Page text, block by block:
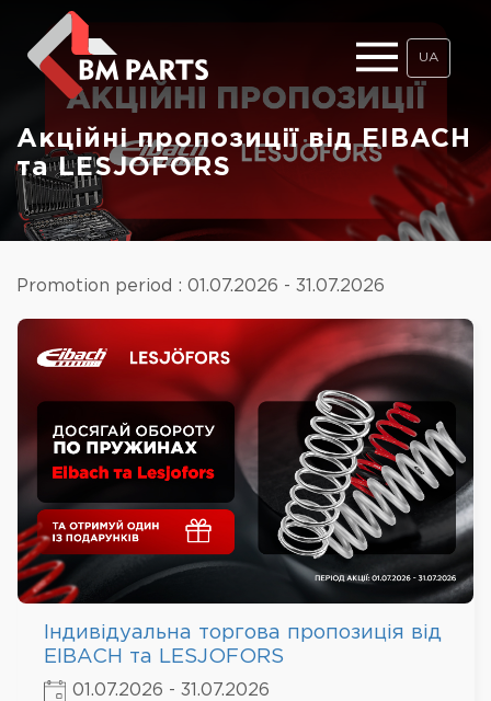
UA
Акційні пропозиції від EIBACH
та LESJOFORS
Promotion period : 01.07.2026 - 31.07.2026
Індивідуальна торгова пропозиція від
EIBACH та LESJOFORS
01.07.2026 - 31.07.2026